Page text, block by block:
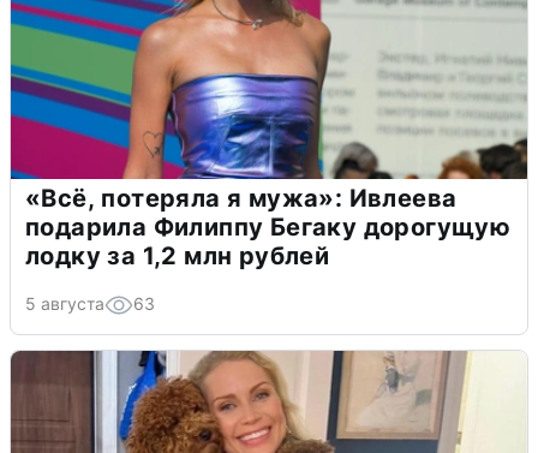
«Всё, потеряла я мужа»: Ивлеева
подарила Филиппу Бегаку дорогущую
лодку за 1,2 млн рублей
5 августа 63